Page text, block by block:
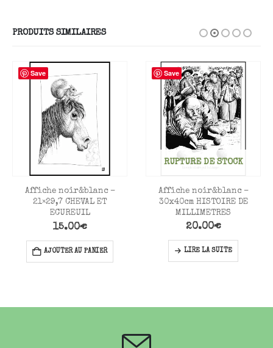
PRODUITS SIMILAIRES
Save
Affiche noir&blanc –
21×29,7 CHEVAL ET
ECUREUIL
15.00€
AJOUTER AU PANIER
Save
RUPTURE DE STOCK
Affiche noir&blanc –
30x40cm HISTOIRE DE
MILLIMETRES
20.00€
LIRE LA SUITE